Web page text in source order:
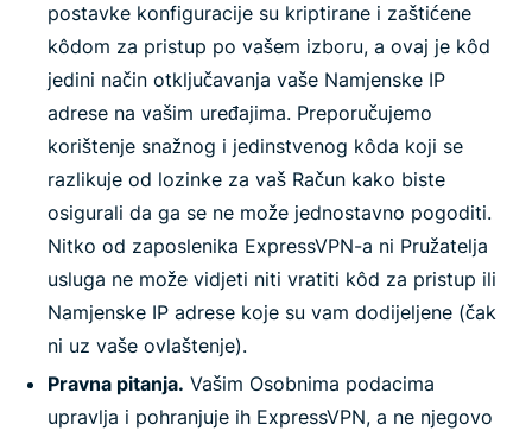
postavke konfiguracije su kriptirane i zaštićene
kôdom za pristup po vašem izboru, a ovaj je kôd
jedini način otključavanja vaše Namjenske IP
adrese na vašim uređajima. Preporučujemo
korištenje snažnog i jedinstvenog kôda koji se
razlikuje od lozinke za vaš Račun kako biste
osigurali da ga se ne može jednostavno pogoditi.
Nitko od zaposlenika ExpressVPN-a ni Pružatelja
usluga ne može vidjeti niti vratiti kôd za pristup ili
Namjenske IP adrese koje su vam dodijeljene (čak
ni uz vaše ovlaštenje).
Pravna pitanja. Vašim Osobnima podacima
upravlja i pohranjuje ih ExpressVPN, a ne njegovo